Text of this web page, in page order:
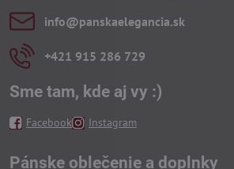
info​@panskaelegancia​.sk
+421 915 286 729
Sme tam, kde aj vy :)
Facebook Instagram
Pánske oblečenie a doplnky